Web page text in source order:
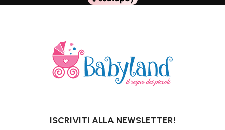
ISCRIVITI ALLA NEWSLETTER!